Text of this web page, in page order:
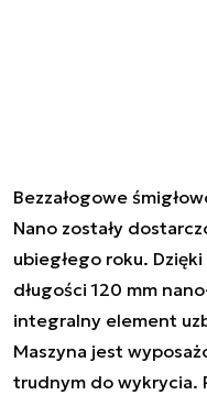
Bezzałogowe
Nano zostały
ubiegłego roku.
długości 120 mm
integralny element
Maszyna jest
trudnym do wykrycia.